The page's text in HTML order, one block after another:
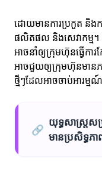
ដោយមានការប្រកួត និង
ផលិតផល និងសេវាកម្ម។
អាចនាំឲ្យក្រុមហ៊ុនធ្វើកា
អាចជួយឲ្យក្រុមហ៊ុនមានភ
ថ្មីៗដែលអាចចាប់អារម្
🔗
យុទ្ធសាស្ត្រ
មានប្រសិទ្ធភា